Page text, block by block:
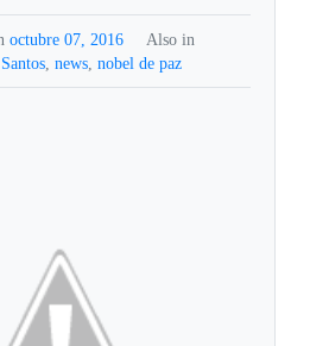
octubre 07, 2016
Also in
,news,nobel de paz